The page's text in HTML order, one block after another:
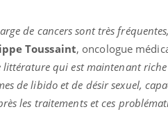
de cancers sont très
Toussaint, oncologue
qui est maintenant
de libido et de désir sexuel,
les traitements et ces